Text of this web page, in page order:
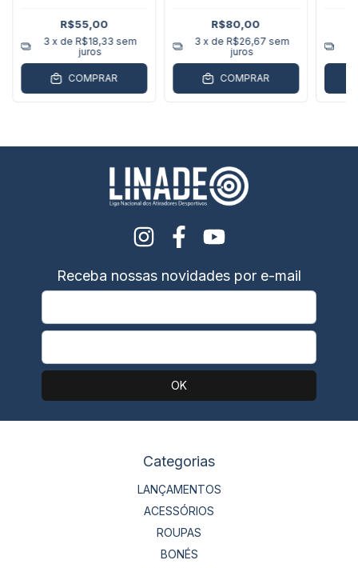
R$55,00
3 x de R$18,33 sem
juros
COMPRAR
R$80,00
3 x de R$26,67 sem
juros
COMPRAR
Receba nossas novidades por e-mail
Categorias
LANÇAMENTOS
ACESSÓRIOS
ROUPAS
BONÉS